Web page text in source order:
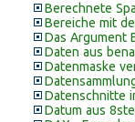
Berechnete
Bereiche mit
Das Argument
Daten aus
Datenmaske
Datenschnitte
Datum aus